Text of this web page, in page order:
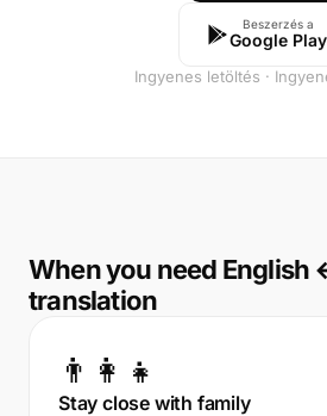
Beszerzés a
Google Play
Ingyenes letöltés ·
When you need
translation
👨‍👩‍👧
Stay close with family